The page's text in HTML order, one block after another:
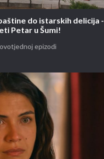
do istarskih delicija -
Petar u Šumi!
epizodi